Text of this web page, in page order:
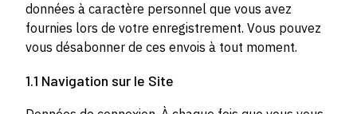
données à caractère personnel que vous avez
fournies lors de votre enregistrement. Vous pouvez
vous désabonner de ces envois à tout moment.
1.1 Navigation sur le Site